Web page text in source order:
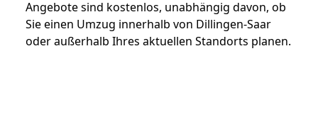
Angebote sind kostenlos, unabhängig davon, ob
Sie einen Umzug innerhalb von Dillingen-Saar
oder außerhalb Ihres aktuellen Standorts planen.